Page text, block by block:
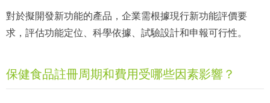
對於擬開發新功能的產品，企業需根據現行新功能評價要
求，評估功能定位、科學依據、試驗設計和申報可行性。
保健食品註冊周期和費用受哪些因素影響？